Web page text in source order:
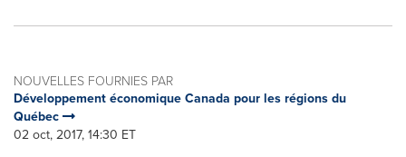
NOUVELLES FOURNIES PAR
Développement économique Canada pour les régions du
Québec
02 oct, 2017, 14:30 ET